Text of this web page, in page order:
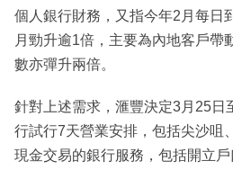
個人銀行財務，又指今年2月每日
月勁升逾1倍，主要為內地客戶帶
數亦彈升兩倍。
針對上述需求，滙豐決定3月25日
行試行7天營業安排，包括尖沙咀
現金交易的銀行服務，包括開立